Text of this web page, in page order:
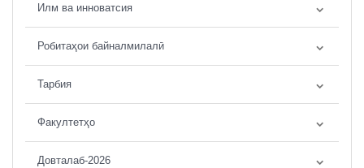
Илм ва инноватсия
Робитаҳои байналмилалӣ
Тарбия
Факултетҳо
Довталаб-2026